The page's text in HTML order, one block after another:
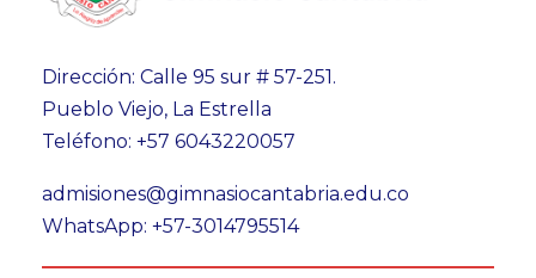
Dirección: Calle 95 sur # 57-251.
Pueblo Viejo, La Estrella
Teléfono: +57 6043220057
admisiones@gimnasiocantabria.edu.co
WhatsApp: +57-3014795514